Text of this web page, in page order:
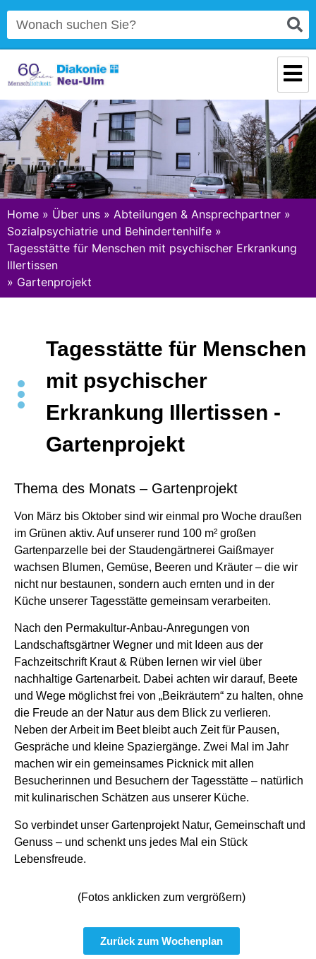
Home » Über uns » Abteilungen & Ansprechpartner »
Sozialpsychiatrie und Behindertenhilfe »
Tagesstätte für Menschen mit psychischer Erkrankung
Illertissen
» Gartenprojekt
Tagesstätte für Menschen
mit psychischer
Erkrankung Illertissen -
Gartenprojekt
Thema des Monats – Gartenprojekt
Von März bis Oktober sind wir einmal pro Woche draußen
im Grünen aktiv. Auf unserer rund 100 m² großen
Gartenparzelle bei der Staudengärtnerei Gaißmayer
wachsen Blumen, Gemüse, Beeren und Kräuter – die wir
nicht nur bestaunen, sondern auch ernten und in der
Küche unserer Tagesstätte gemeinsam verarbeiten.
Nach den Permakultur-Anbau-Anregungen von
Landschaftsgärtner Wegner und mit Ideen aus der
Fachzeitschrift Kraut & Rüben lernen wir viel über
nachhaltige Gartenarbeit. Dabei achten wir darauf, Beete
und Wege möglichst frei von „Beikräutern“ zu halten, ohne
die Freude an der Natur aus dem Blick zu verlieren.
Neben der Arbeit im Beet bleibt auch Zeit für Pausen,
Gespräche und kleine Spaziergänge. Zwei Mal im Jahr
machen wir ein gemeinsames Picknick mit allen
Besucherinnen und Besuchern der Tagesstätte – natürlich
mit kulinarischen Schätzen aus unserer Küche.
So verbindet unser Gartenprojekt Natur, Gemeinschaft und
Genuss – und schenkt uns jedes Mal ein Stück
Lebensfreude.
(Fotos anklicken zum vergrößern)
Zurück zum Wochenplan